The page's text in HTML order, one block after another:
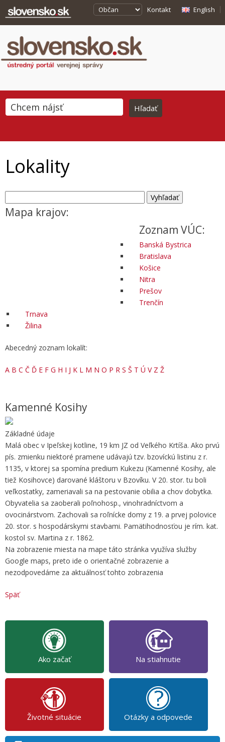
Kontakt English
Lokality
Mapa krajov:
Zoznam VÚC:
Banská Bystrica
Bratislava
Košice
Nitra
Prešov
Trenčín
Trnava
Žilina
Abecedný zoznam lokalít:
A B C Č Ď E F G H I J K L M N O P R S Š T Ú V Z Ž
Kamenné Kosihy
Základné údaje
Malá obec v Ipeľskej kotline, 19 km JZ od Veľkého Krtíša. Ako prvú
pís. zmienku niektoré pramene udávajú tzv. bzovíckú listinu z r.
1135, v ktorej sa spomína predium Kukezu (Kamenné Kosihy, ale
tiež Kosihovce) darované kláštoru v Bzovíku. V 20. stor. tu boli
veľkostatky, zameriavali sa na pestovanie obilia a chov dobytka.
Obyvatelia sa zaoberali poľnohosp., vinohradníctvom a
ovocinárstvom. Zachovali sa roľnícke domy z 19. a prvej polovice
20. stor. s hospodárskymi stavbami. Pamätihodnosťou je rím. kat.
kostol sv. Martina z r. 1862.
Na zobrazenie miesta na mape táto stránka využíva služby
Google maps, preto ide o orientačné zobrazenie a
nezodpovedáme za aktuálnosť tohto zobrazenia
Späť
Ako začať Na stiahnutie
Životné situácie Otázky a odpovede